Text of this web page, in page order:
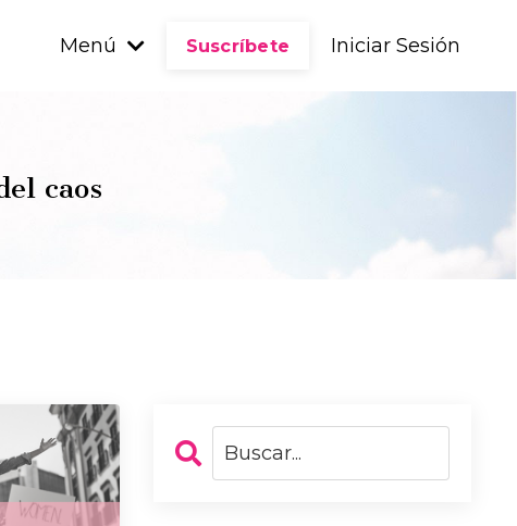
Menú Suscríbete Iniciar Sesión
caos